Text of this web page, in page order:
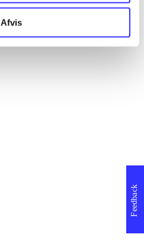
Afvis
Feedback